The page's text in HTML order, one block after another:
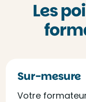
Les
Sur-mesure
Votre